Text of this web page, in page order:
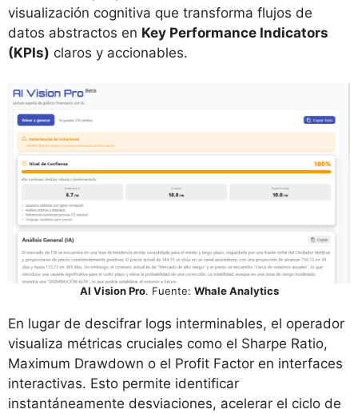
visualización cognitiva que transforma flujos de
datos abstractos en Key Performance Indicators
(KPIs) claros y accionables.
AI Vision Pro. Fuente: Whale Analytics
En lugar de descifrar logs interminables, el operador
visualiza métricas cruciales como el Sharpe Ratio,
Maximum Drawdown o el Profit Factor en interfaces
interactivas. Esto permite identificar
instantáneamente desviaciones, acelerar el ciclo de